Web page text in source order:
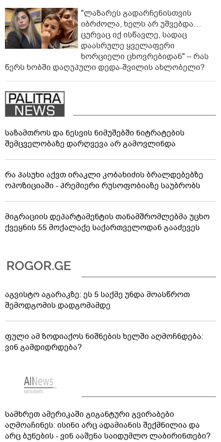
"ლაზარეს გადარჩენისთვის
იბრძოლა, ხელს არ უშვებდა…
ცურვაც იქ ისწავლე, სადაც
დაასრულე ყველაფერი
ხორციელი ცხოვრებიდან" – რას
წერს ხობში დაღუპული დედა-შვილის ახლობელი?
საზამთროს და ნესვის ნიმუშებში ნიტრატების
შემცველობაზე დარღვევა არ გამოვლინდა
რა პასუხი აქვთ ირაკლი კობახიძის ბრალდებებზე
ოპოზიციაში - პრემიერი რუსოფობიაზე საუბრობს
მიგრაციის დეპარტამენტის თანამშრომლებმა უცხო
ქვეყნის 55 მოქალაქე საქართველოდან გააძევეს
აგვისტო აგარაკზე: ეს 5 საქმე უნდა მოასწროთ
შემოდგომის დადგომამდე
ფული ამ ზოდიაქოს ნიშნების ხელში აღმოჩნდება:
ვინ გამდიდრდება?
სამხრეთ ამერიკაში გიგანტური გვირაბები
აღმოაჩინეს: ისინი არც ადამიანის შექმნილია და
არც ბუნების - ვინ ააშენა საიდუმლო ლაბირინთები?